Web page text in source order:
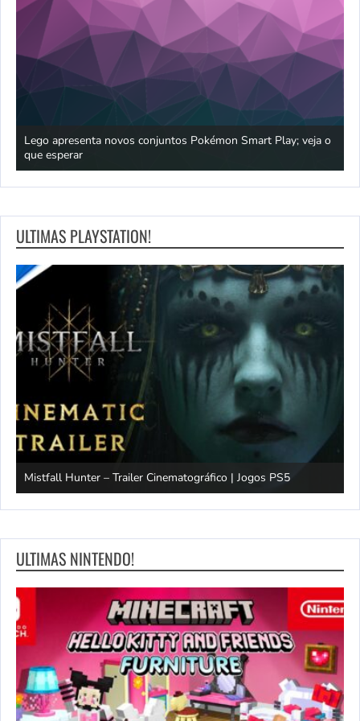
Lego apresenta novos conjuntos Pokémon Smart Play; veja o
que esperar
ULTIMAS PLAYSTATION!
Mistfall Hunter – Trailer Cinematográfico | Jogos PS5
ULTIMAS NINTENDO!